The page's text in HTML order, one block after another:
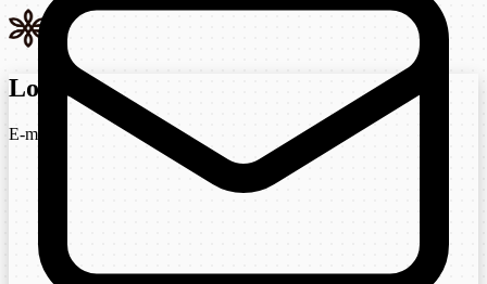
Login
E-mail